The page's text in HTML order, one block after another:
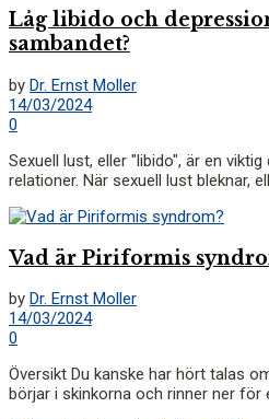
Låg libido och
sambandet?
by Dr. Ernst Moller
14/03/2024
0
Sexuell lust, eller "libido", är en
relationer. När sexuell lust bleknar,
Vad är Piriformis
by Dr. Ernst Moller
14/03/2024
0
Översikt Du kanske har hört talas
börjar i skinkorna och rinner ner för